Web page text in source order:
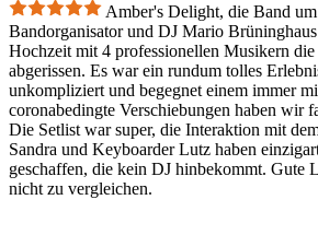
Amber's Delight, die Band um
Bandorganisator und DJ Mario
Hochzeit mit 4 professionellen Musikern
abgerissen. Es war ein rundum tolles
unkompliziert und begegnet einem immer
coronabedingte Verschiebungen haben wir
Die Setlist war super, die Interaktion mit
Sandra und Keyboarder Lutz haben
geschaffen, die kein DJ hinbekommt. Gute
nicht zu vergleichen.